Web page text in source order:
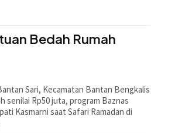
Bedah Rumah
Sari, Kecamatan Bantan Bengkalis
senilai Rp50 juta, program Baznas
Kasmarni saat Safari Ramadan di